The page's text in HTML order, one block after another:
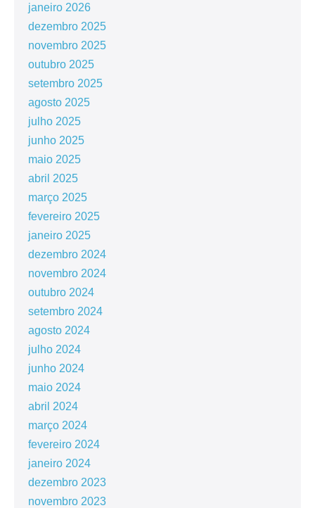
janeiro 2026
dezembro 2025
novembro 2025
outubro 2025
setembro 2025
agosto 2025
julho 2025
junho 2025
maio 2025
abril 2025
março 2025
fevereiro 2025
janeiro 2025
dezembro 2024
novembro 2024
outubro 2024
setembro 2024
agosto 2024
julho 2024
junho 2024
maio 2024
abril 2024
março 2024
fevereiro 2024
janeiro 2024
dezembro 2023
novembro 2023